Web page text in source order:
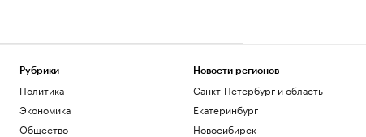
Рубрики
Политика
Экономика
Общество
Новости регионов
Санкт-Петербург и область
Екатеринбург
Новосибирск